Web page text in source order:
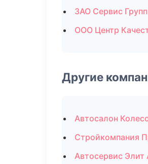
ЗАО Сервис
ООО Центр
Другие
Автосалон
Стройкомпания
Автосервис Элит